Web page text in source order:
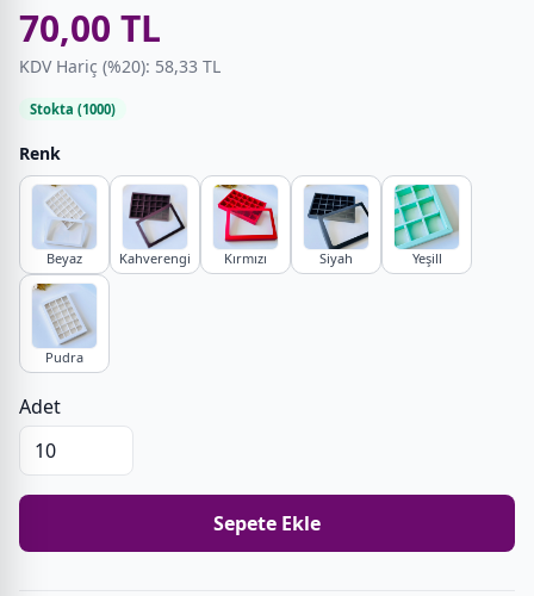
70,00 TL
KDV Hariç (%20): 58,33 TL
Stokta (1000)
Renk
Beyaz Kahverengi Kırmızı Siyah Yeşill
Pudra
Adet
Sepete Ekle